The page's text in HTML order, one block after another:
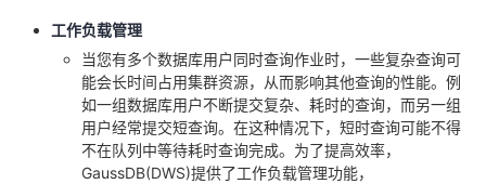
工作负载管理
当您有多个数据库用户同时查询作业时，一些复杂查询可
能会长时间占用集群资源，从而影响其他查询的性能。例
如一组数据库用户不断提交复杂、耗时的查询，而另一组
用户经常提交短查询。在这种情况下，短时查询可能不得
不在队列中等待耗时查询完成。为了提高效率，
GaussDB(DWS)提供了工作负载管理功能，